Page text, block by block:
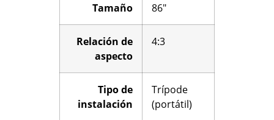
Tamaño 86″
Relación de
aspecto
4:3
Tipo de
instalación
Trípode
(portátil)